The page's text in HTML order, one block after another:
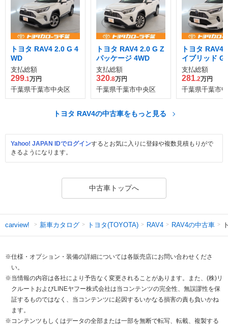
トヨタ RAV4 2.0 G 4
WD
支払総額
299.1万円
千葉県千葉市中央区
トヨタ RAV4 2.0 G Z
パッケージ 4WD
支払総額
320.8万円
千葉県千葉市中央区
トヨタ RAV4
イブリッド G
4WD
支払総額
281.2万円
千葉県千葉市
トヨタ RAV4の中古車をもっと見る
Yahoo! JAPAN IDでログインするとお気に入りに登録や複数見積もりがで
きるようになります。
中古車トップへ
carview! 新車カタログ トヨタ(TOYOTA) RAV4 RAV4の中古車
※仕様・オプション・装備の詳細については各販売店にお問い合わせくださ
い。
※当情報の内容は各社により予告なく変更されることがあります。また、(株)リ
クルートおよびLINEヤフー株式会社は当コンテンツの完全性、無誤謬性を保
証するものではなく、当コンテンツに起因するいかなる損害の責も負いかね
ます。
※コンテンツもしくはデータの全部または一部を無断で転写、転載、複製する